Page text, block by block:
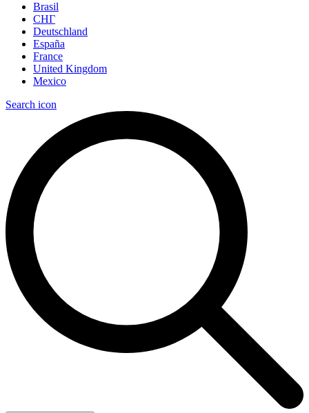
Brasil
СНГ
Deutschland
España
France
United Kingdom
Mexico
Search icon